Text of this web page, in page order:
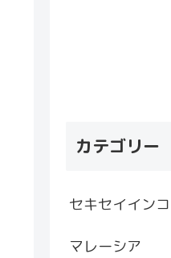
カテゴリー
セキセイインコ
マレーシア